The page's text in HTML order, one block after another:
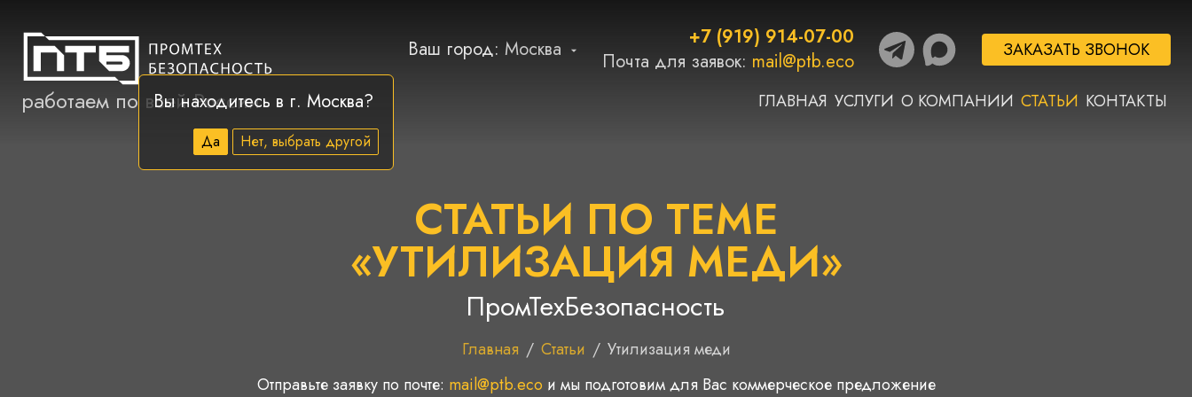
работаем по всей России
Ваш город: Москва
Вы находитесь в г. Москва?
Да Нет, выбрать другой
+7 (919) 914-07-00
Почта для заявок: mail@ptb.eco ЗАКАЗАТЬ ЗВОНОК
ГЛАВНАЯ УСЛУГИ О КОМПАНИИ СТАТЬИ КОНТАКТЫ
СТАТЬИ ПО ТЕМЕ
«УТИЛИЗАЦИЯ МЕДИ»
ПромТехБезопасность
Главная / Статьи / Утилизация меди
Отправьте заявку по почте: mail@ptb.eco и мы подготовим для Вас коммерческое предложение